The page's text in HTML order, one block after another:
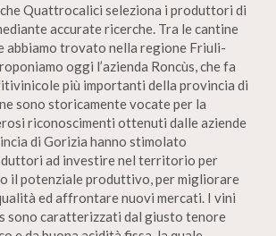
che Quattrocalici seleziona i produttori di
accurate ricerche. Tra le cantine
abbiamo trovato nella regione Friuli-
oggi l’azienda Roncùs, che fa
più importanti della provincia di
sono storicamente vocate per la
riconoscimenti ottenuti dalle aziende
di Gorizia hanno stimolato
ad investire nel territorio per
il potenziale produttivo, per migliorare
ed affrontare nuovi mercati. I vini
sono caratterizzati dal giusto tenore